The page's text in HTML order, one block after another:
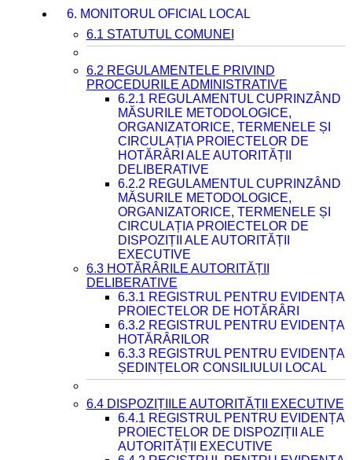
6. MONITORUL OFICIAL LOCAL
6.1 STATUTUL COMUNEI
6.2 REGULAMENTELE PRIVIND
PROCEDURILE ADMINISTRATIVE
6.2.1 REGULAMENTUL CUPRINZÂND
MĂSURILE METODOLOGICE,
ORGANIZATORICE, TERMENELE ȘI
CIRCULAȚIA PROIECTELOR DE
HOTĂRÂRI ALE AUTORITĂȚII
DELIBERATIVE
6.2.2 REGULAMENTUL CUPRINZÂND
MĂSURILE METODOLOGICE,
ORGANIZATORICE, TERMENELE ȘI
CIRCULAȚIA PROIECTELOR DE
DISPOZIȚII ALE AUTORITĂȚII
EXECUTIVE
6.3 HOTĂRÂRILE AUTORITĂȚII
DELIBERATIVE
6.3.1 REGISTRUL PENTRU EVIDENȚA
PROIECTELOR DE HOTĂRÂRI
6.3.2 REGISTRUL PENTRU EVIDENȚA
HOTĂRÂRILOR
6.3.3 REGISTRUL PENTRU EVIDENȚA
ȘEDINȚELOR CONSILIULUI LOCAL
6.4 DISPOZIȚIILE AUTORITĂȚII EXECUTIVE
6.4.1 REGISTRUL PENTRU EVIDENȚA
PROIECTELOR DE DISPOZIȚII ALE
AUTORITĂȚII EXECUTIVE